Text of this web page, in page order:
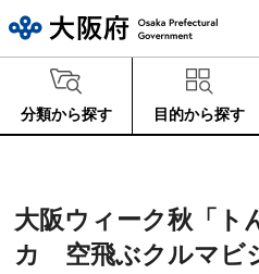
分類から探す 目的から探す
大阪ウィーク秋「ト
カ 空飛ぶクルマビ